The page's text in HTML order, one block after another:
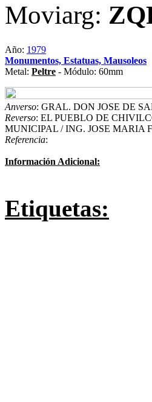
Moviarg:
Año: 1979
Monumentos, Estatuas, Mausoleos
Metal: Peltre - Módulo: 60mm
Anverso: GRAL. DON JOSE DE
Reverso: EL PUEBLO DE
MUNICIPAL / ING. JOSE MARIA
Referencia:
Información Adicional:
Etiquetas: